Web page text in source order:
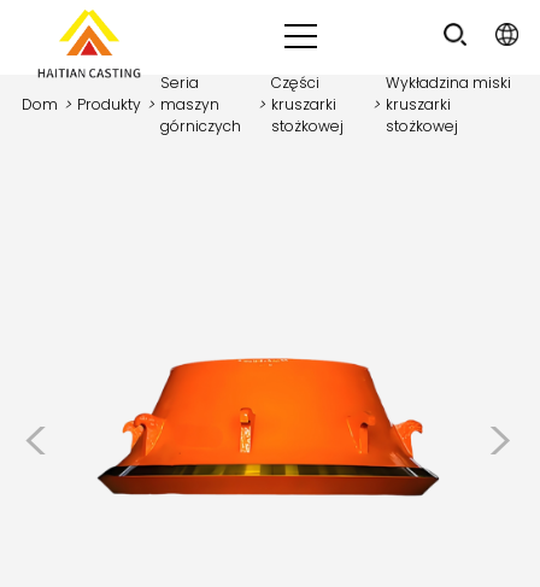
Dom > Produkty >
Seria
maszyn
górniczych
>
Części
kruszarki
stożkowej
>
Wykładzina miski
kruszarki
stożkowej
>
<